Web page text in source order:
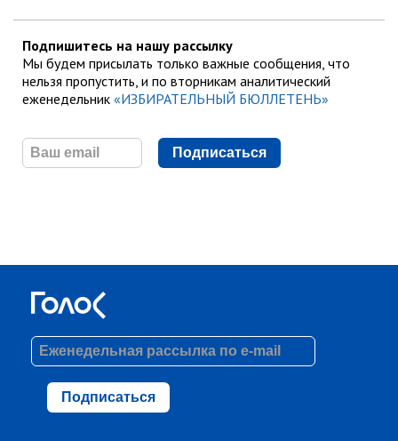
Подпишитесь на нашу рассылку
Мы будем присылать только важные сообщения, что
нельзя пропустить, и по вторникам аналитический
еженедельник «ИЗБИРАТЕЛЬНЫЙ БЮЛЛЕТЕНЬ»
Подписаться
Подписаться